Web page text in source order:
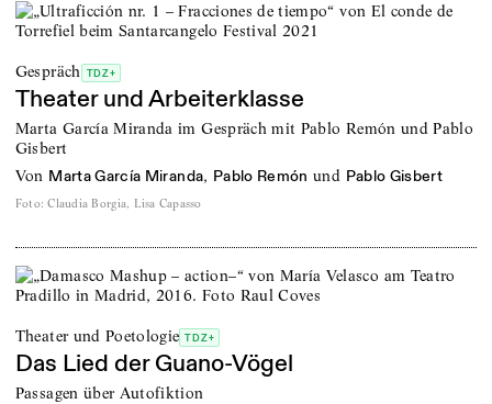
Gespräch TDZ+
Theater und Arbeiterklasse
Marta García Miranda im Gespräch mit Pablo Remón und Pablo
Gisbert
von Marta García Miranda, Pablo Remón und Pablo Gisbert
Foto: Claudia Borgia, Lisa Capasso
Theater und Poetologie TDZ+
Das Lied der Guano-Vögel
Passagen über Autofiktion